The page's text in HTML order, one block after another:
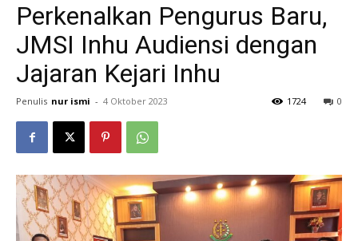
Perkenalkan Pengurus Baru,
JMSI Inhu Audiensi dengan
Jajaran Kejari Inhu
Penulis nur ismi - 4 Oktober 2023 0
1724